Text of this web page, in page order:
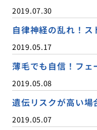
2019.07.30
自律神経の乱れ！ス
2019.05.17
薄毛でも自信！フェ
2019.05.08
遺伝リスクが高い場
2019.05.07